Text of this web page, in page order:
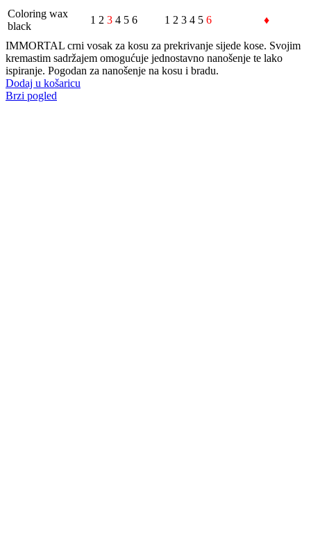
Coloring wax
black
1 2 3 4 5 6 1 2 3 4 5 6 ♦
IMMORTAL crni vosak za kosu za prekrivanje sijede kose. Svojim
kremastim sadržajem omogućuje jednostavno nanošenje te lako
ispiranje. Pogodan za nanošenje na kosu i bradu.
Dodaj u košaricu
Brzi pogled